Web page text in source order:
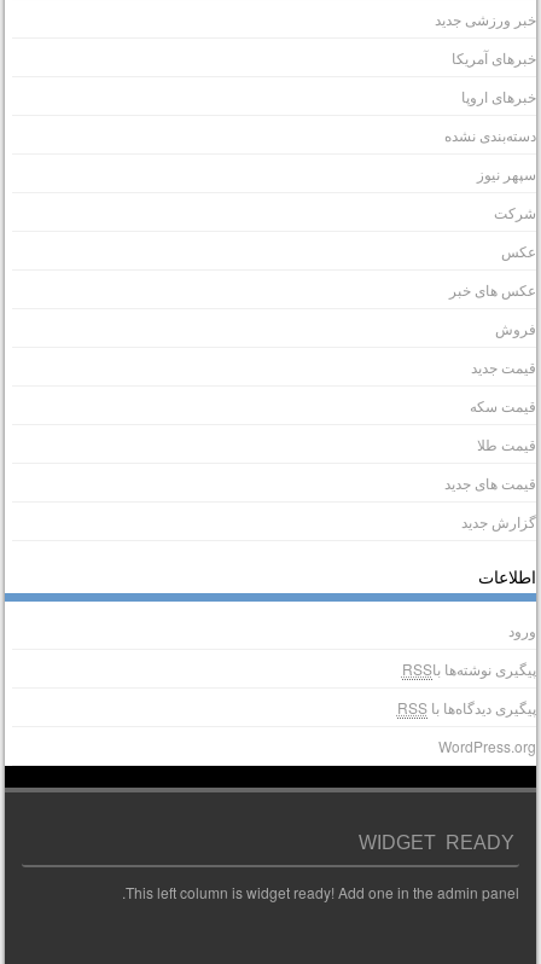
ورزشی جدید
آمریکا
اروپا
نشده
نیوز
های خبر
جدید
سکه
طلا
های جدید
جدید
نوشته‌ها باRSS
دیدگاه‌ها باRSS
WIDGET READY
This left column is widget ready! Add one in the admin panel.